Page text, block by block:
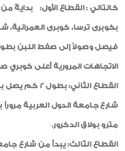
كالتالي : القطاع الأول: بدايةً من
بكوبرى ترسا، كوبرى العمرانية،
الاتجاهات المرورية أعلى كوبري
القطاع الثاني:
شارع جامعة الدول العربية
مترو بولاق الدكرور.
القطاع الثالث: يبدأ من شارع